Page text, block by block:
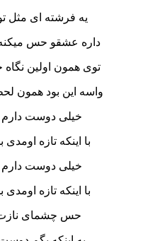
یه فرشته ای مثل
داره عشقو حس میکنه
توی همون اولین
واسه این بود همون
خیلی دوست
با اینکه تازه
خیلی دوست
با اینکه تازه
حس چشمای نازت